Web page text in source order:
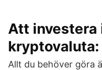
Att investera
Allt du behöver göra